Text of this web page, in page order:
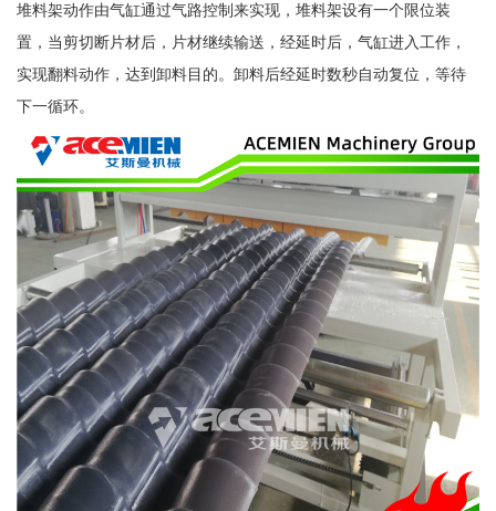
堆料架动作由气缸通过气路控制来实现，堆料架设有一个限位装
置，当剪切断片材后，片材继续输送，经延时后，气缸进入工作，
实现翻料动作，达到卸料目的。卸料后经延时数秒自动复位，等待
下一循环。